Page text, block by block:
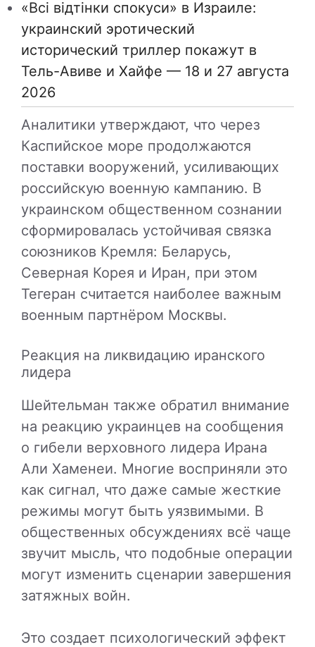
«Всі відтінки спокуси» в Израиле:
украинский эротический
исторический триллер покажут в
Тель-Авиве и Хайфе — 18 и 27 августа
2026
Аналитики утверждают, что через
Каспийское море продолжаются
поставки вооружений, усиливающих
российскую военную кампанию. В
украинском общественном сознании
сформировалась устойчивая связка
союзников Кремля: Беларусь,
Северная Корея и Иран, при этом
Тегеран считается наиболее важным
военным партнёром Москвы.
Реакция на ликвидацию иранского
лидера
Шейтельман также обратил внимание
на реакцию украинцев на сообщения
о гибели верховного лидера Ирана
Али Хаменеи. Многие восприняли это
как сигнал, что даже самые жесткие
режимы могут быть уязвимыми. В
общественных обсуждениях всё чаще
звучит мысль, что подобные операции
могут изменить сценарии завершения
затяжных войн.
Это создает психологический эффект